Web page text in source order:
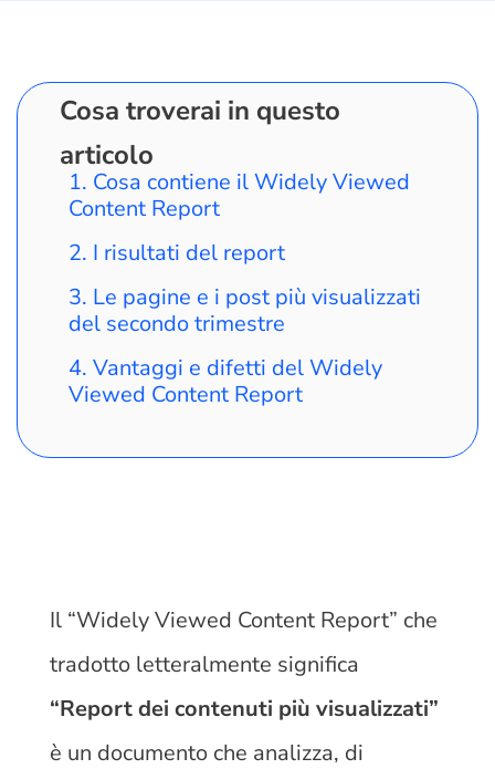
Cosa troverai in questo
articolo
Cosa contiene il Widely Viewed
Content Report
I risultati del report
Le pagine e i post più visualizzati
del secondo trimestre
Vantaggi e difetti del Widely
Viewed Content Report
Il “Widely Viewed Content Report” che
tradotto letteralmente significa
“Report dei contenuti più visualizzati”
è un documento che analizza, di